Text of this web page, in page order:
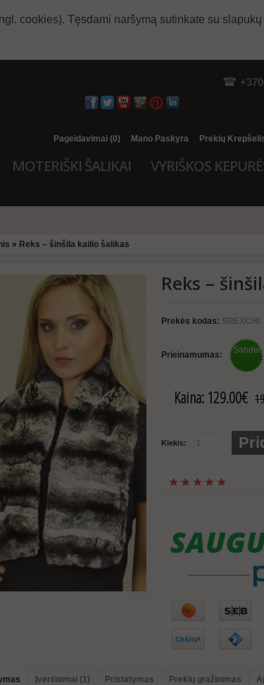
cookies). Tęsdami naršymą sutinkate su
Pageidavimai (0) Mano Paskyra Prekių
MOTERIŠKI ŠALIKAI VYRIŠKOS
» Reks – šinšila kailio šalikas
Reks –
Prekės kodas: SREXCHI
Prieinamumas:
Kaina: 129.00€
Kiekis:
Įvertinimai (1) Pristatymas Prekių grąžinimas